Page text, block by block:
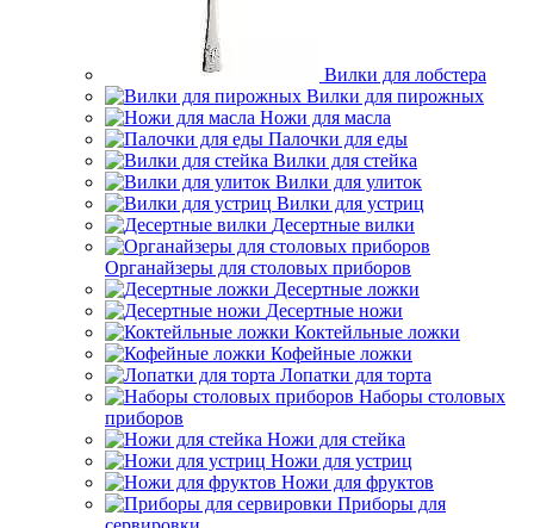
Вилки для лобстера
Вилки для пирожных
Ножи для масла
Палочки для еды
Вилки для стейка
Вилки для улиток
Вилки для устриц
Десертные вилки
Органайзеры для столовых приборов
Десертные ложки
Десертные ножи
Коктейльные ложки
Кофейные ложки
Лопатки для торта
Наборы столовых
приборов
Ножи для стейка
Ножи для устриц
Ножи для фруктов
Приборы для